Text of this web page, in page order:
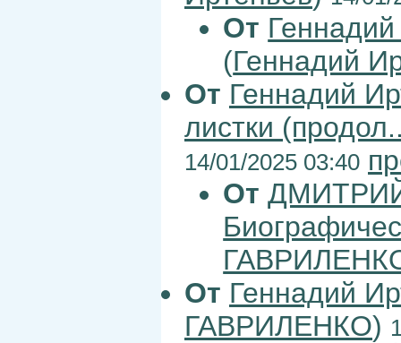
От
(Геннадий
От Геннадий
листки
14/01/2025 03:40
От
От Геннадий
ГАВРИЛЕНКО)